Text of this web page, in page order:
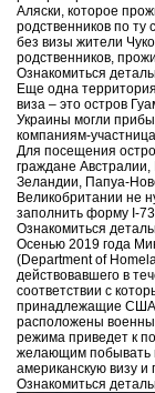
Аляски, которое
родственников по ту
без визы жители
родственников,
Ознакомиться
Еще одна
виза – это остров
Украины могли
компаниям-
Для посещения
граждане
Зеландии, Папуа-
Великобритании не
заполнить форму I-
Ознакомиться
Осенью 2019 года
(Department of
действовавшего в
соответствии с
принадлежащие США
расположены
режима приведет к
желающим побывать
американскую визу и
Ознакомиться